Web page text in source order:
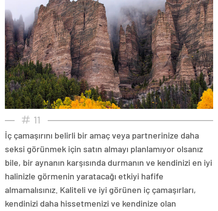
11
İç çamaşırını belirli bir amaç veya partnerinize daha
seksi görünmek için satın almayı planlamıyor olsanız
bile, bir aynanın karşısında durmanın ve kendinizi en iyi
halinizle görmenin yaratacağı etkiyi hafife
almamalısınız. Kaliteli ve iyi görünen iç çamaşırları,
kendinizi daha hissetmenizi ve kendinize olan